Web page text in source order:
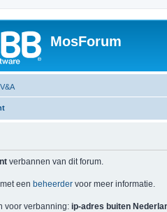
MosForum
V&A
verbannen van dit forum.
een beheerder voor meer informatie.
voor verbanning: ip-adres buiten